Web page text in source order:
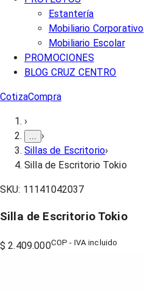
Estantería
Mobiliario Corporativo
Mobiliario Escolar
PROMOCIONES
BLOG CRUZ CENTRO
CotizaCompra
›
›
Sillas de Escritorio›
Silla de Escritorio Tokio
SKU: 11141042037
Silla de Escritorio Tokio
$ 2.409.000COP - IVA incluido